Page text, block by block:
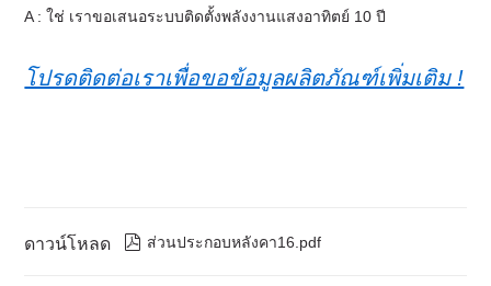
A : ใช่ เราขอเสนอระบบติดตั้งพลังงานแสงอาทิตย์ 10 ปี
โปรดติดต่อเราเพื่อขอข้อมูลผลิตภัณฑ์เพิ่มเติม !
ดาวน์โหลด  ส่วนประกอบหลังคา16.pdf